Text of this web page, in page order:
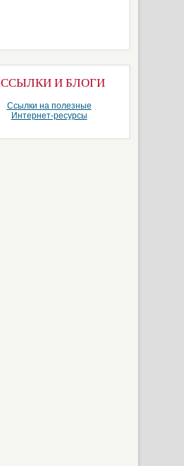
ССЫЛКИ И БЛОГИ
Ссылки на полезные
Интернет-ресурсы